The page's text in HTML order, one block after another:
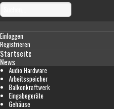
Einloggen
Registrieren
Startseite
News
Audio Hardware
Arbeitsspeicher
Balkonkraftwerk
Eingabegeräte
Gehäuse